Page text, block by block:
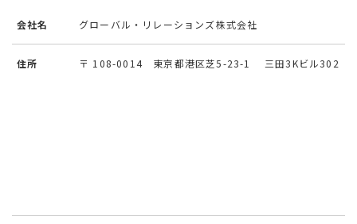
会社名 グローバル・リレーションズ株式会社
住所 〒 108-0014 東京都港区芝5-23-1 三田3Kビル302